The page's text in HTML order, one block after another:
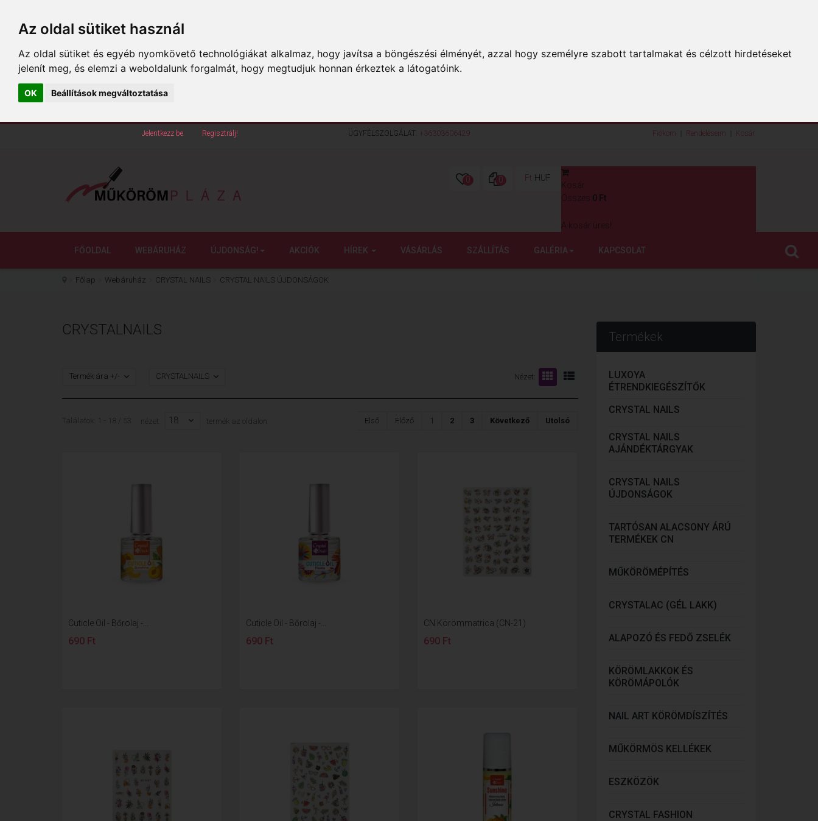
Az oldal sütiket használ
Az oldal sütiket és egyéb nyomkövető technológiákat alkalmaz, hogy javítsa a böngészési élményét, azzal hogy személyre szabott tartalmakat és célzott hirdetéseket
jelenít meg, és elemzi a weboldalunk forgalmát, hogy megtudjuk honnan érkeztek a látogatóink.
OK Beállítások megváltoztatása
Jelentkezz be Regisztrálj! ÜGYFÉLSZOLGÁLAT: +36303606429 Fiókom Rendeléseim Kosár
0 0 Ft HUF
Kosár
Összes: 0 Ft
A kosár üres!
FŐOLDAL WEBÁRUHÁZ ÚJDONSÁG! AKCIÓK HÍREK VÁSÁRLÁS SZÁLLÍTÁS GALÉRIA KAPCSOLAT
Főlap Webáruház CRYSTAL NAILS CRYSTAL NAILS ÚJDONSÁGOK
CRYSTALNAILS
Nézet:
Termék ára +/- CRYSTALNAILS
Találatok: 1 - 18 / 53 nézet: 18 termék az oldalon Első Előző 1 2 3 Következő Utolsó
Cuticle Oil - Bőrolaj -...
690 Ft
Cuticle Oil - Bőrolaj -...
690 Ft
CN Körömmatrica (CN-21)
690 Ft
Termékek
LUXOYA
ÉTRENDKIEGÉSZÍTŐK
CRYSTAL NAILS
CRYSTAL NAILS
AJÁNDÉKTÁRGYAK
CRYSTAL NAILS
ÚJDONSÁGOK
TARTÓSAN ALACSONY ÁRÚ
TERMÉKEK CN
MŰKÖRÖMÉPÍTÉS
CRYSTALAC (GÉL LAKK)
ALAPOZÓ ÉS FEDŐ ZSELÉK
KÖRÖMLAKKOK ÉS
KÖRÖMÁPOLÓK
NAIL ART KÖRÖMDÍSZÍTÉS
MŰKÖRMÖS KELLÉKEK
ESZKÖZÖK
CRYSTAL FASHION